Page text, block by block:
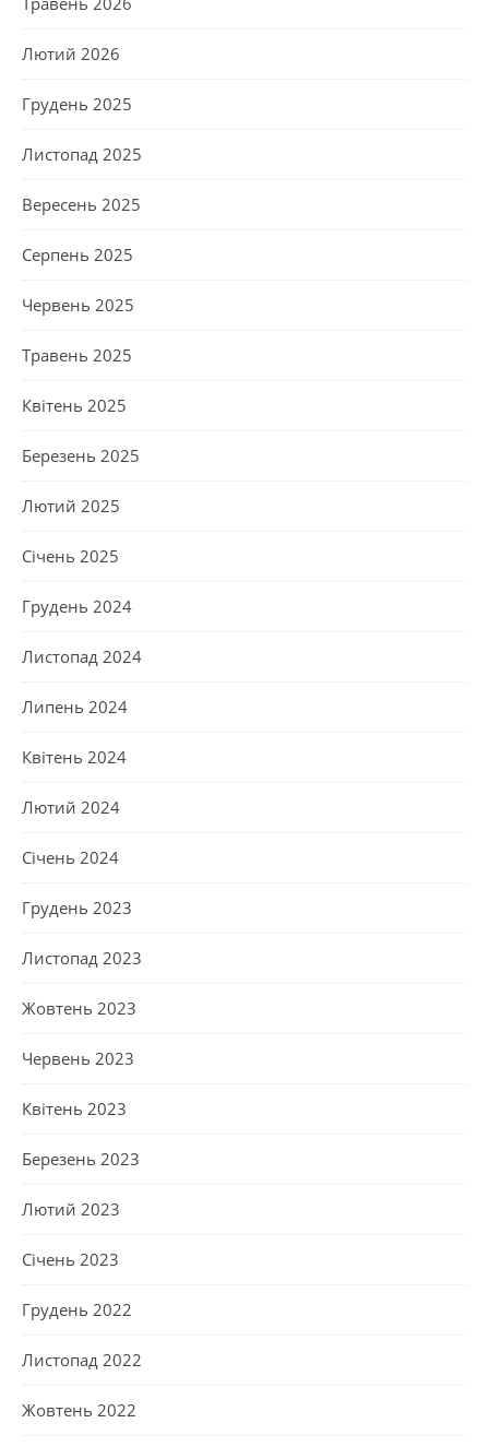
Лютий 2026
Грудень 2025
Листопад 2025
Вересень 2025
Серпень 2025
Червень 2025
Травень 2025
Квітень 2025
Березень 2025
Лютий 2025
Січень 2025
Грудень 2024
Листопад 2024
Липень 2024
Квітень 2024
Лютий 2024
Січень 2024
Грудень 2023
Листопад 2023
Жовтень 2023
Червень 2023
Квітень 2023
Березень 2023
Лютий 2023
Січень 2023
Грудень 2022
Листопад 2022
Жовтень 2022